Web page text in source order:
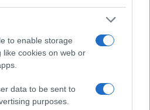
to enable storage
like cookies on web or
data to be sent to
purposes.